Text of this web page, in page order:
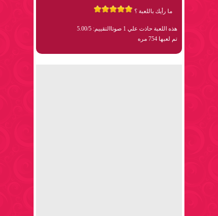
ما رأيك باللعبة ؟
هذه اللعبة حاذت علي 1 صوتا
التقييم: 5.00/5
تم لعبها 754 مره